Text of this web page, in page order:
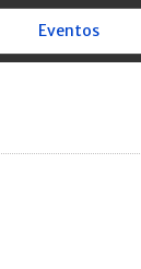
Eventos